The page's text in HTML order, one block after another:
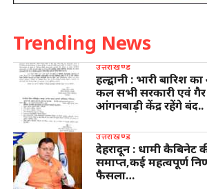
Trending News
उत्तराखण्ड
हल्द्वानी : भारी बारिश
कल सभी सरकारी एवं
आंगनबाड़ी केंद्र रहेंगे बंद..
उत्तराखण्ड
देहरादून : धामी कैबिनेट
समाप्त,कई महत्वपूर्ण
फैसला…